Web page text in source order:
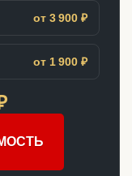
от 3 900 ₽
от 1 900 ₽